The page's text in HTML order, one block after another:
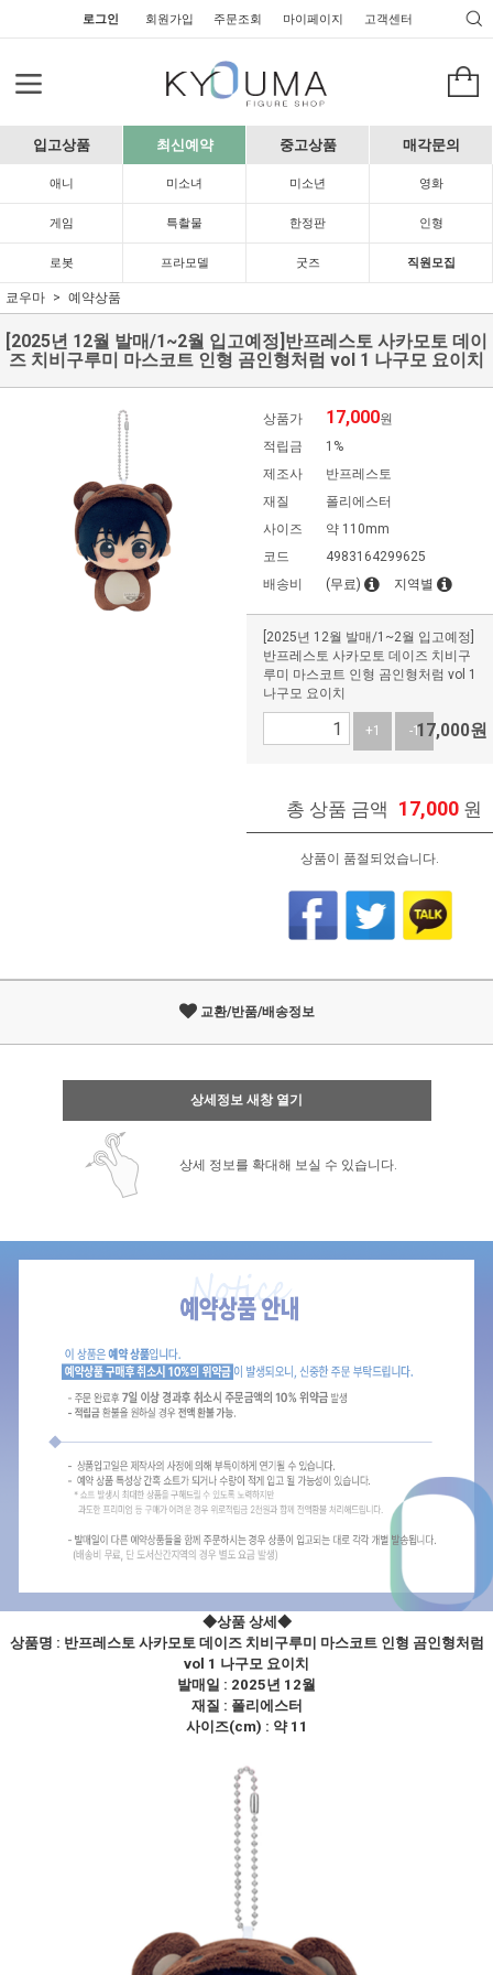
로그인 회원가입 주문조회 마이페이지 고객센터
입고상품 최신예약 중고상품 매각문의
애니 미소녀 미소년 영화
게임 특촬물 한정판 인형
로봇 프라모델 굿즈 직원모집
쿄우마 예약상품
[2025년 12월 발매/1~2월 입고예정]반프레스토 사카모토 데이
즈 치비구루미 마스코트 인형 곰인형처럼 vol 1 나구모 요이치
상품가 17,000원
적립금
1%
제조사
반프레스토
재질
폴리에스터
사이즈
약 110mm
코드
4983164299625
배송비
(무료) 지역별
[2025년 12월 발매/1~2월 입고예정]
반프레스토 사카모토 데이즈 치비구
루미 마스코트 인형 곰인형처럼 vol 1
나구모 요이치
+1 -117,000원
총 상품 금액 17,000 원
상품이 품절되었습니다.
교환/반품/배송정보
상세정보 새창 열기
상세 정보를 확대해 보실 수 있습니다.
◆상품 상세◆
상품명 : 반프레스토 사카모토 데이즈 치비구루미 마스코트 인형 곰인형처럼
vol 1 나구모 요이치
발매일 : 2025년 12월
재질 : 폴리에스터
사이즈(cm) : 약 11